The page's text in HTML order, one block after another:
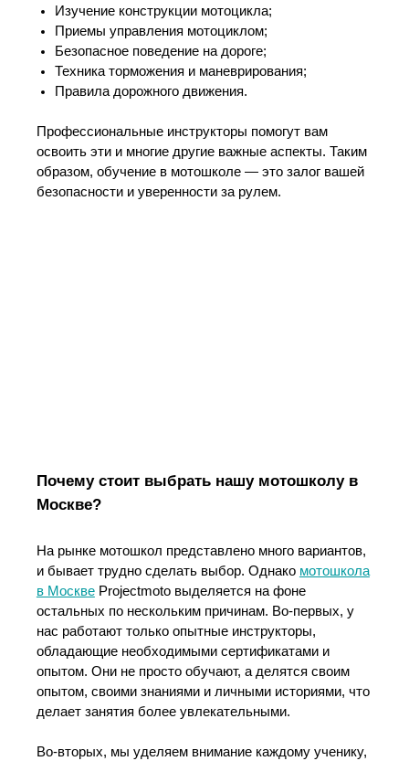
Изучение конструкции мотоцикла;
Приемы управления мотоциклом;
Безопасное поведение на дороге;
Техника торможения и маневрирования;
Правила дорожного движения.
Профессиональные инструкторы помогут вам
освоить эти и многие другие важные аспекты. Таким
образом, обучение в мотошколе — это залог вашей
безопасности и уверенности за рулем.
Почему стоит выбрать нашу мотошколу в
Москве?
На рынке мотошкол представлено много вариантов,
и бывает трудно сделать выбор. Однако мотошкола
в МосквеProjectmoto выделяется на фоне
остальных по нескольким причинам. Во-первых, у
нас работают только опытные инструкторы,
обладающие необходимыми сертификатами и
опытом. Они не просто обучают, а делятся своим
опытом, своими знаниями и личными историями, что
делает занятия более увлекательными.
Во-вторых, мы уделяем внимание каждому ученику,